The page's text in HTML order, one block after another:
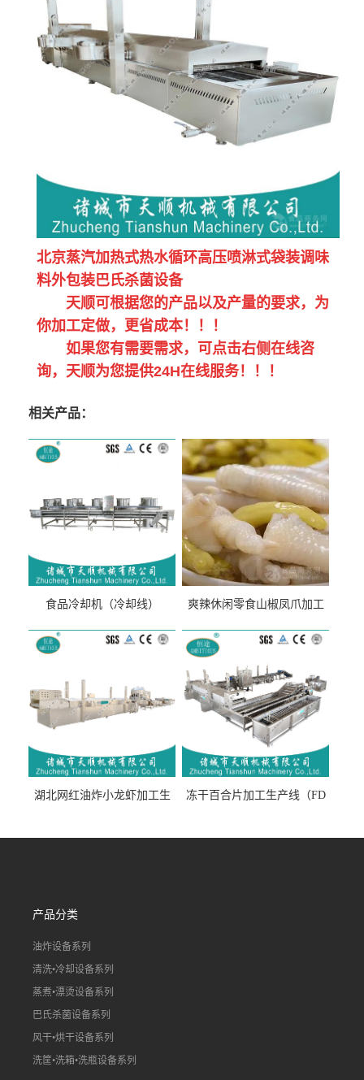
北京蒸汽加热式热水循环高压喷淋式袋装调味
料外包装巴氏杀菌设备
天顺可根据您的产品以及产量的要求，为
你加工定做，更省成本！！！
如果您有需要需求，可点击右侧在线咨
询，天顺为您提供24H在线服务！！！
相关产品：
食品冷却机（冷却线）
爽辣休闲零食山椒凤爪加工
流水线）
湖北网红油炸小龙虾加工生
线）
冻干百合片加工生产线（FD
线）
产品分类
油炸设备系列
清洗•冷却设备系列
蒸煮•漂烫设备系列
巴氏杀菌设备系列
风干•烘干设备系列
洗筐•洗箱•洗瓶设备系列